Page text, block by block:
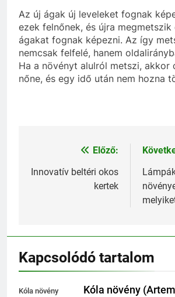
Az új ágak új leveleket fognak
ezek felnőnek, és újra
ágakat fognak képezni. Az így
nemcsak felfelé, hanem
Ha a növényt alulról metszi, akkor
nőne, és egy idő után nem hozna
Bejegyzés
navigáció
Előző:
Innovatív beltéri okos
kertek
Kapcsolódó tartalom
Kóla növény
Kóla növény